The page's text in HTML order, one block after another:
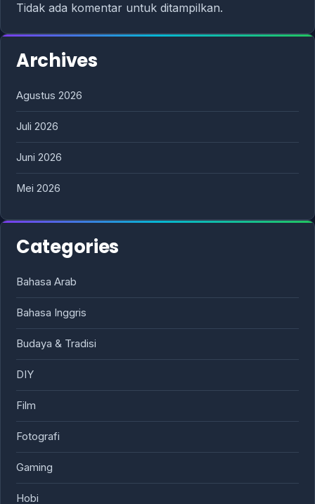
Tidak ada komentar untuk ditampilkan.
Archives
Agustus 2026
Juli 2026
Juni 2026
Mei 2026
Categories
Bahasa Arab
Bahasa Inggris
Budaya & Tradisi
DIY
Film
Fotografi
Gaming
Hobi